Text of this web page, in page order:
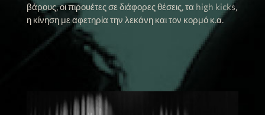
βάρους, οι πιρουέτες σε διάφορες θέσεις, τα high kicks,
η κίνηση με αφετηρία την λεκάνη και τον κορμό κ.α.